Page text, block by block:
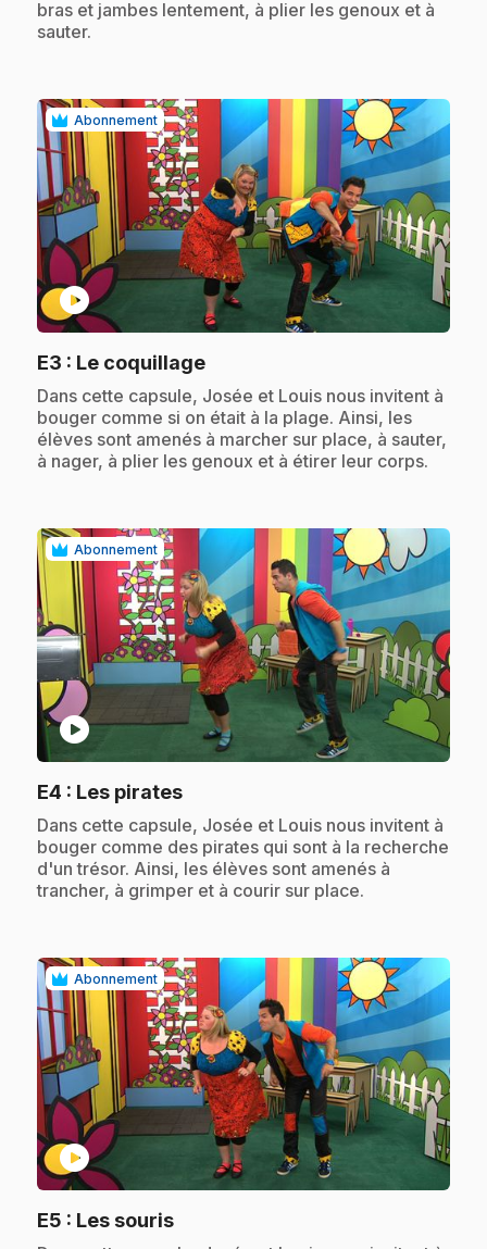
bras et jambes lentement, à plier les genoux et à
sauter.
Abonnement
play_circle
E3 : Le coquillage.
.Dans cette capsule, Josée et Louis nous invitent à
bouger comme si on était à la plage. Ainsi, les
élèves sont amenés à marcher sur place, à sauter,
à nager, à plier les genoux et à étirer leur corps.
Abonnement
play_circle
E4 : Les pirates.
.Dans cette capsule, Josée et Louis nous invitent à
bouger comme des pirates qui sont à la recherche
d'un trésor. Ainsi, les élèves sont amenés à
trancher, à grimper et à courir sur place.
Abonnement
play_circle
E5 : Les souris.